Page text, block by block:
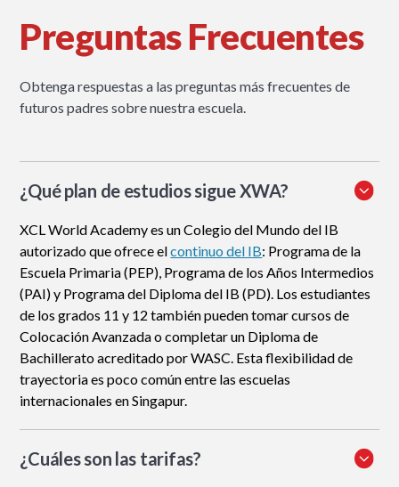
Preguntas Frecuentes
Obtenga respuestas a las preguntas más frecuentes de
futuros padres sobre nuestra escuela.
¿Qué plan de estudios sigue XWA?
XCL World Academy es un Colegio del Mundo del IB
autorizado que ofrece elcontinuo del IB: Programa de la
Escuela Primaria (PEP), Programa de los Años Intermedios
(PAI) y Programa del Diploma del IB (PD). Los estudiantes
de los grados 11 y 12 también pueden tomar cursos de
Colocación Avanzada o completar un Diploma de
Bachillerato acreditado por WASC. Esta flexibilidad de
trayectoria es poco común entre las escuelas
internacionales en Singapur.
¿Cuáles son las tarifas?